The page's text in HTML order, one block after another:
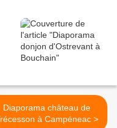
Diaporama château de
Trécesson à Campéneac >